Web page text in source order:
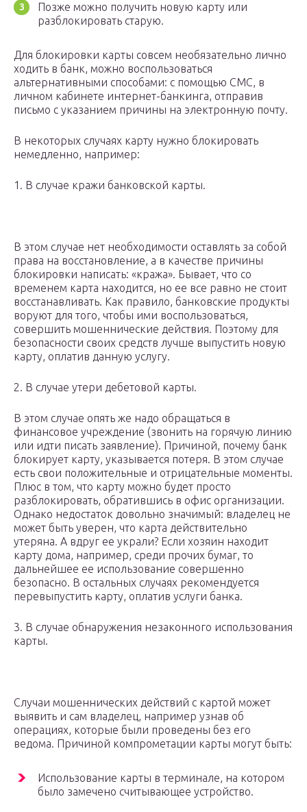
Позже можно получить новую карту или
разблокировать старую.
Для блокировки карты совсем необязательно лично
ходить в банк, можно воспользоваться
альтернативными способами: с помощью СМС, в
личном кабинете интернет-банкинга, отправив
письмо с указанием причины на электронную почту.
В некоторых случаях карту нужно блокировать
немедленно, например:
1. В случае кражи банковской карты.
В этом случае нет необходимости оставлять за собой
права на восстановление, а в качестве причины
блокировки написать: «кража». Бывает, что со
временем карта находится, но ее все равно не стоит
восстанавливать. Как правило, банковские продукты
воруют для того, чтобы ими воспользоваться,
совершить мошеннические действия. Поэтому для
безопасности своих средств лучше выпустить новую
карту, оплатив данную услугу.
2. В случае утери дебетовой карты.
В этом случае опять же надо обращаться в
финансовое учреждение (звонить на горячую линию
или идти писать заявление). Причиной, почему банк
блокирует карту, указывается потеря. В этом случае
есть свои положительные и отрицательные моменты.
Плюс в том, что карту можно будет просто
разблокировать, обратившись в офис организации.
Однако недостаток довольно значимый: владелец не
может быть уверен, что карта действительно
утеряна. А вдруг ее украли? Если хозяин находит
карту дома, например, среди прочих бумаг, то
дальнейшее ее использование совершенно
безопасно. В остальных случаях рекомендуется
перевыпустить карту, оплатив услуги банка.
3. В случае обнаружения незаконного использования
карты.
Случаи мошеннических действий с картой может
выявить и сам владелец, например узнав об
операциях, которые были проведены без его
ведома. Причиной компрометации карты могут быть:
Использование карты в терминале, на котором
было замечено считывающее устройство.